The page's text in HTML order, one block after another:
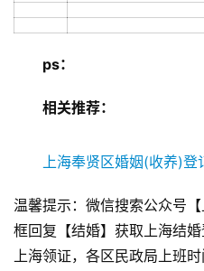
ps：
相关推荐：
上海奉贤区婚姻(收养)
温馨提示：微信搜索公众号
框回复【结婚】获取上海结
上海领证，各区民政局上班